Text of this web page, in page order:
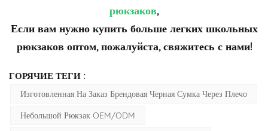
рюкзаков,
Если вам нужно купить больше легких школьных
рюкзаков оптом, пожалуйста, свяжитесь с нами!
ГОРЯЧИЕ ТЕГИ :
Изготовленная На Заказ Брендовая Черная Сумка Через Плечо
Небольшой Рюкзак OEM/ODM